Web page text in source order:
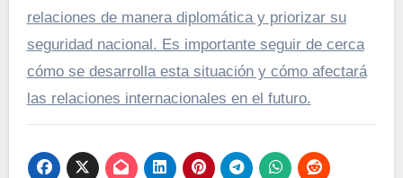
relaciones de manera diplomática y priorizar su
seguridad nacional. Es importante seguir de cerca
cómo se desarrolla esta situación y cómo afectará
las relaciones internacionales en el futuro.